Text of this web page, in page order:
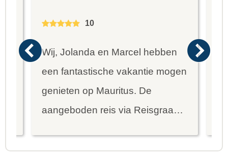
10
Wij, Jolanda en Marcel hebben
een fantastische vakantie mogen
genieten op Mauritus. De
aangeboden reis via Reisgraag
mooie dingen van het eiland te